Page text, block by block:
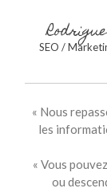
Rodrigue
SEO /
« Nous
les
« Vous
ou